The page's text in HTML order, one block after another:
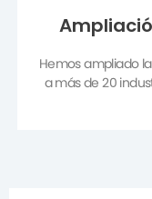
a más de 20